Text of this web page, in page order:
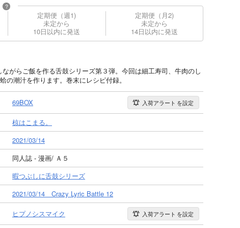
?
定期便（週1)
未定から
10日以内に発送
定期便（月2)
未定から
14日以内に発送
がらご飯を作る舌鼓シリーズ第３弾。今回は細工寿司、牛肉のし
の潮汁を作ります。巻末にレシピ付録。
69BOX 入荷アラート を設定
椋はこまる。
2021/03/14
同人誌 - 漫画/ Ａ５
暇つぶしに舌鼓シリーズ
2021/03/14 Crazy Lyric Battle 12
ヒプノシスマイク 入荷アラート を設定